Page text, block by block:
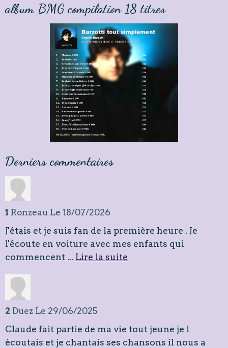
album BMG compilation 18 titres
Derniers commentaires
1 Ronzeau Le 18/07/2026
J'étais et je suis fan de la première heure . Je
l'écoute en voiture avec mes enfants qui
commencent ... Lire la suite
2 Duez Le 29/06/2025
Claude fait partie de ma vie tout jeune je l
écoutais et je chantais ses chansons il nous a